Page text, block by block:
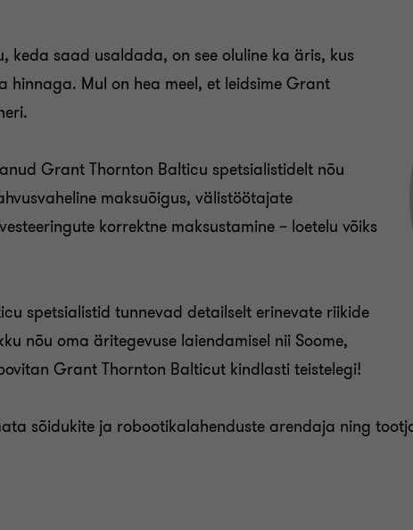
keda saad usaldada, on see oluline ka äris, kus
Mul on hea meel, et leidsime Grant
Grant Thornton Balticu spetsialistidelt nõu
maksuõigus, välistöötajate
korrektne maksustamine – loetelu võiks
spetsialistid tunnevad detailselt erinevate riikide
nõu oma äritegevuse laiendamisel nii Soome,
Grant Thornton Balticut kindlasti teistelegi!
sõidukite ja robootikalahenduste arendaja ning